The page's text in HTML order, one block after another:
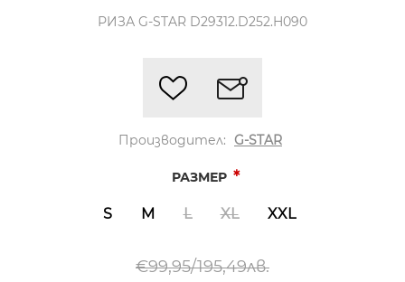
РИЗА G-STAR D29312.D252.H090
Производител: G-STAR
РАЗМЕР *
S M L XL XXL
€99,95/195,49лв.